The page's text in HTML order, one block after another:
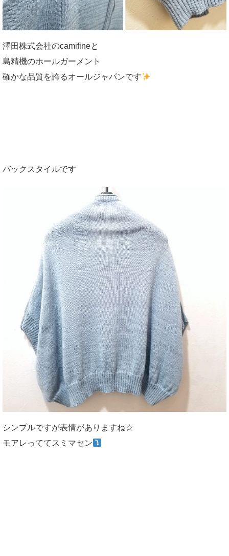
澤田株式会社のcamifineと
島精機のホールガーメント
確かな品質を誇るオールジャパンです
バックスタイルです
シンプルですが表情がありますね☆
モアレっててスミマセン